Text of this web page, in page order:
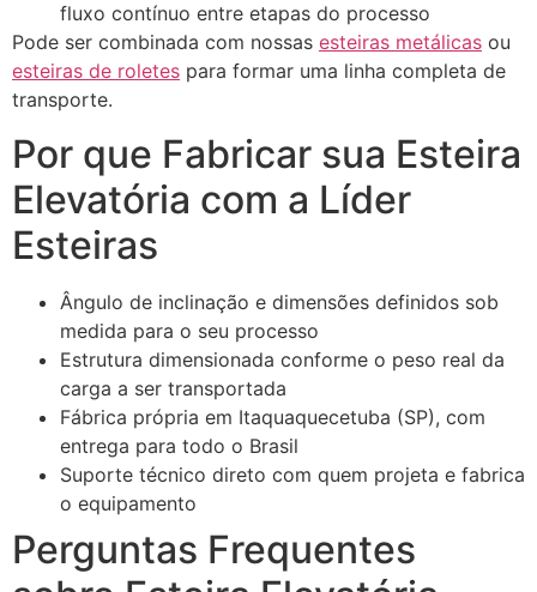
fluxo contínuo entre etapas do processo
Pode ser combinada com nossas esteiras metálicas ou
esteiras de roletes para formar uma linha completa de
transporte.
Por que Fabricar sua Esteira
Elevatória com a Líder
Esteiras
Ângulo de inclinação e dimensões definidos sob
medida para o seu processo
Estrutura dimensionada conforme o peso real da
carga a ser transportada
Fábrica própria em Itaquaquecetuba (SP), com
entrega para todo o Brasil
Suporte técnico direto com quem projeta e fabrica
o equipamento
Perguntas Frequentes